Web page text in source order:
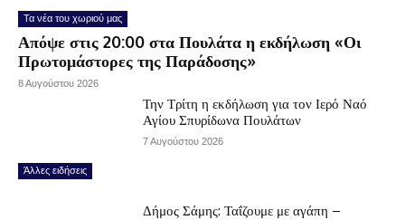
Τα νέα του χωριού μας
Απόψε στις 20:00 στα Πουλάτα η εκδήλωση «Οι
Πρωτομάστορες της Παράδοσης»
8 Αυγούστου 2026
Άλλες ειδήσεις
Την Τρίτη η εκδήλωση για τον Ιερό Ναό
Αγίου Σπυρίδωνα Πουλάτων
7 Αυγούστου 2026
Δήμος Σάμης: Ταΐζουμε με αγάπη –